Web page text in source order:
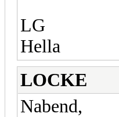
LG
Hella
LOCKE
Nabend,